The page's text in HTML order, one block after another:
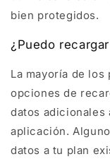
bien protegidos.
¿Puedo
La mayoría de
opciones de
datos adicionales
aplicación.
datos a tu plan